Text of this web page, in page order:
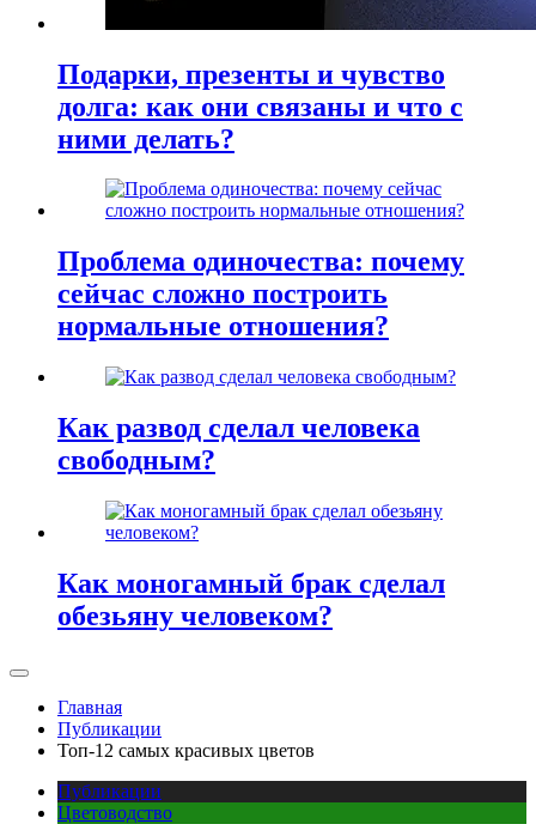
Подарки, презенты и чувство
долга: как они связаны и что с
ними делать?
Проблема одиночества: почему
сейчас сложно построить
нормальные отношения?
Как развод сделал человека
свободным?
Как моногамный брак сделал
обезьяну человеком?
Главная
Публикации
Топ-12 самых красивых цветов
Публикации
Цветоводство